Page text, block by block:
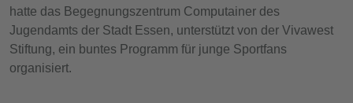
hatte das Begegnungszentrum Computainer des
Jugendamts der Stadt Essen, unterstützt von der Vivawest
Stiftung, ein buntes Programm für junge Sportfans
organisiert.